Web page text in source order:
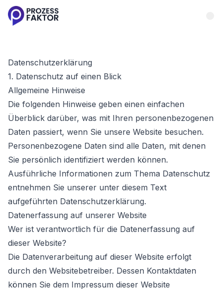
Datenschutzerklärung
1. Datenschutz auf einen Blick
Allgemeine Hinweise
Die folgenden Hinweise geben einen einfachen
Überblick darüber, was mit Ihren personenbezogenen
Daten passiert, wenn Sie unsere Website besuchen.
Personenbezogene Daten sind alle Daten, mit denen
Sie persönlich identifiziert werden können.
Ausführliche Informationen zum Thema Datenschutz
entnehmen Sie unserer unter diesem Text
aufgeführten Datenschutzerklärung.
Datenerfassung auf unserer Website
Wer ist verantwortlich für die Datenerfassung auf
dieser Website?
Die Datenverarbeitung auf dieser Website erfolgt
durch den Websitebetreiber. Dessen Kontaktdaten
können Sie dem Impressum dieser Website